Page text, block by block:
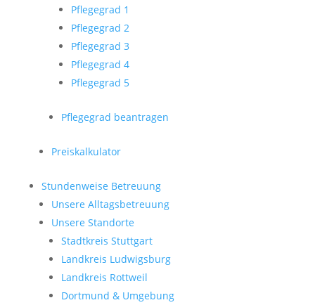
Pflegegrad 1
Pflegegrad 2
Pflegegrad 3
Pflegegrad 4
Pflegegrad 5
Pflegegrad beantragen
Preiskalkulator
Stundenweise Betreuung
Unsere Alltagsbetreuung
Unsere Standorte
Stadtkreis Stuttgart
Landkreis Ludwigsburg
Landkreis Rottweil
Dortmund & Umgebung